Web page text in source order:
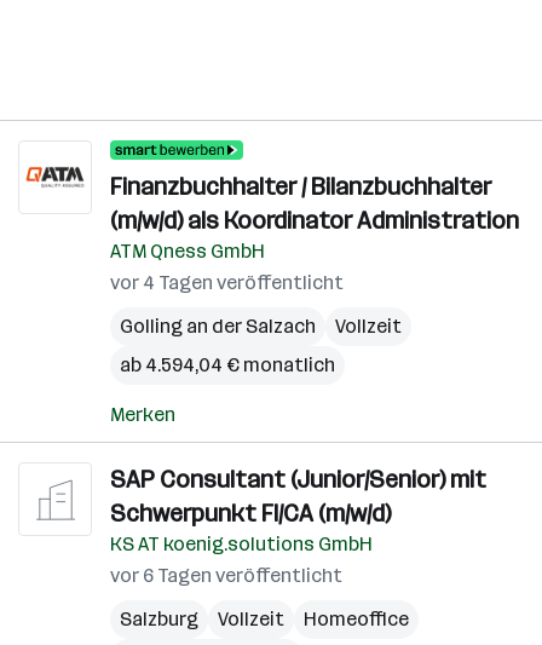
Finanzbuchhalter / Bilanzbuchhalter
(m/w/d) als Koordinator Administration
ATM Qness GmbH
vor 4 Tagen veröffentlicht
Golling an der Salzach
Vollzeit
ab 4.594,04 € monatlich
Merken
SAP Consultant (Junior/Senior) mit
Schwerpunkt FI/CA (m/w/d)
KS AT koenig.solutions GmbH
vor 6 Tagen veröffentlicht
Salzburg
Vollzeit
Homeoffice